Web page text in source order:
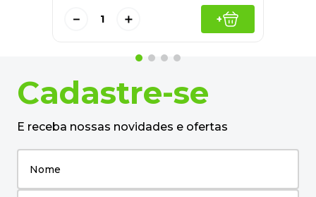
＋
－ +
Cadastre-se
E receba nossas novidades e ofertas